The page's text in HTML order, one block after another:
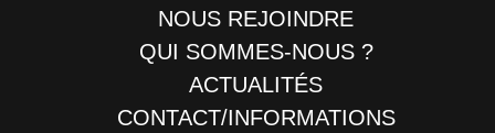
NOUS REJOINDRE
QUI SOMMES-NOUS ?
ACTUALITÉS
CONTACT/INFORMATIONS